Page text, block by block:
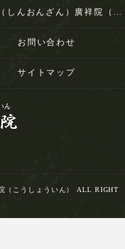
深恩山（しんおんざん）廣祥院（こうしょういん）
お問い合わせ
サイトマップ
（こうしょういん） ALL RIGHT